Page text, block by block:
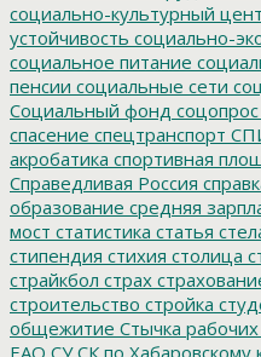
социально-культурный
устойчивость социально-
социальное питание
пенсии социальные сети
Социальный фонд соцопрос
спасение спецтранспорт
акробатика спортивная
Справедливая Россия
образование средняя
мост статистика статья
стипендия стихия столица
страйкбол страх
строительство стройка
общежитие Стычка
ЕАО СУ СК по